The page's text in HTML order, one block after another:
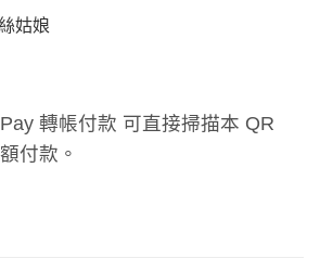
姑娘
轉帳付款 可直接掃描本 QR
付款。